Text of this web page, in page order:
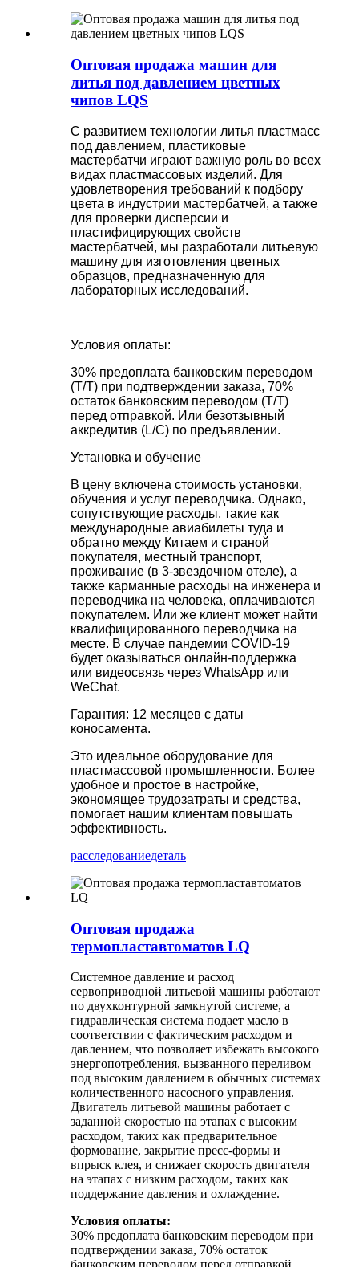
Оптовая продажа машин для
литья под давлением цветных
чипов LQS
С развитием технологии литья пластмасс
под давлением, пластиковые
мастербатчи играют важную роль во всех
видах пластмассовых изделий. Для
удовлетворения требований к подбору
цвета в индустрии мастербатчей, а также
для проверки дисперсии и
пластифицирующих свойств
мастербатчей, мы разработали литьевую
машину для изготовления цветных
образцов, предназначенную для
лабораторных исследований.
Условия оплаты:
30% предоплата банковским переводом
(T/T) при подтверждении заказа, 70%
остаток банковским переводом (T/T)
перед отправкой. Или безотзывный
аккредитив (L/C) по предъявлении.
Установка и обучение
В цену включена стоимость установки,
обучения и услуг переводчика. Однако,
сопутствующие расходы, такие как
международные авиабилеты туда и
обратно между Китаем и страной
покупателя, местный транспорт,
проживание (в 3-звездочном отеле), а
также карманные расходы на инженера и
переводчика на человека, оплачиваются
покупателем. Или же клиент может найти
квалифицированного переводчика на
месте. В случае пандемии COVID-19
будет оказываться онлайн-поддержка
или видеосвязь через WhatsApp или
WeChat.
Гарантия: 12 месяцев с даты
коносамента.
Это идеальное оборудование для
пластмассовой промышленности. Более
удобное и простое в настройке,
экономящее трудозатраты и средства,
помогает нашим клиентам повышать
эффективность.
расследованиедеталь
Оптовая продажа
термопластавтоматов LQ
Системное давление и расход
сервоприводной литьевой машины работают
по двухконтурной замкнутой системе, а
гидравлическая система подает масло в
соответствии с фактическим расходом и
давлением, что позволяет избежать высокого
энергопотребления, вызванного переливом
под высоким давлением в обычных системах
количественного насосного управления.
Двигатель литьевой машины работает с
заданной скоростью на этапах с высоким
расходом, таких как предварительное
формование, закрытие пресс-формы и
впрыск клея, и снижает скорость двигателя
на этапах с низким расходом, таких как
поддержание давления и охлаждение.
Условия оплаты:
30% предоплата банковским переводом при
подтверждении заказа, 70% остаток